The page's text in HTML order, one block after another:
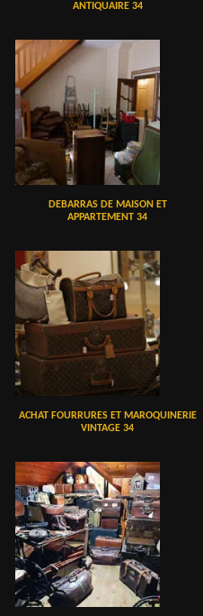
ANTIQUAIRE 34
DEBARRAS DE MAISON ET
APPARTEMENT 34
ACHAT FOURRURES ET MAROQUINERIE
VINTAGE 34